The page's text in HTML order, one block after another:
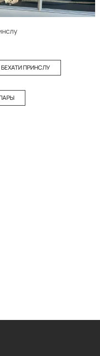
БЕХАТИ ПРИНСЛУ